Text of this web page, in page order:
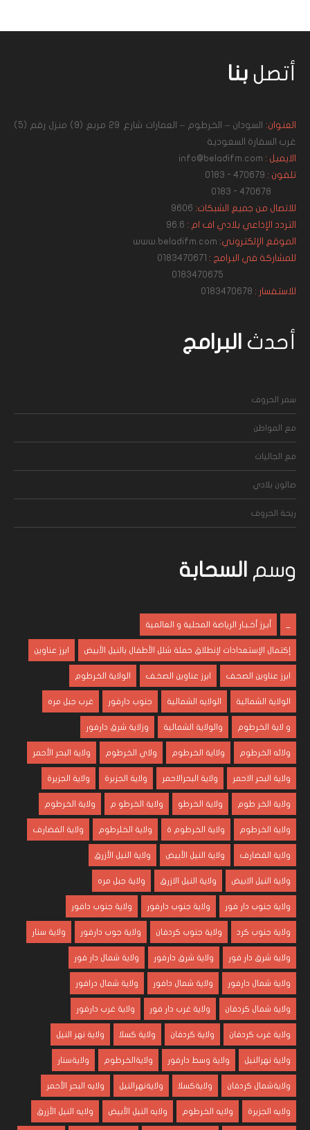
أتصل بنا
العنوان:
السودان – الخرطوم – العمارات شارع 29 مربع (9) منزل رقم (5)
غرب السفارة السعودية
الايميل :
تلفون :
للاتصال من جميع الشبكات:
التردد الإذاعي بلادي اف ام :
الموقع الإلكتروني:
للمشاركة في البرامج :
للاستفسار :
أحدث البرامج
سمر الحروف
مع المواطن
مع الجاليات
صالون بلادي
ريحة الجروف
وسم السحابة
أبـرز أخـبـار الرياضة المحلية و العالمية
إكتمال الإستعدادات لإنطلاق حملة شلل الأطفال بالنيل الأبيض ابرز عناوين
ابرز عناوين الصحف ابرز عناوين الصخف الولاية الخرطوم
الولاية الشمالية الولايه الشمالية جنوب دارفور غرب جبل مره
و لاية الخرطوم والولاية الشمالية وزلاية شرق دارفور
ولائه الخرطوم ولااية الخرطوم ولاي الخرطوم ولاية البحر الأحمر
ولاية البحر الاحمر ولاية البحرالاحمر ولاية الجزبرة ولاية الجزيرة
ولاية الخر طوم ولاية الخرطو ولاية الخرطو م ولاية الخرطوم
ولاية الخرطوم ولاية الخرطوم ة ولاية الخلرطوم ولاية الفضارف
ولاية القضارف ولاية النيل الأبيض ولاية النيل الأزرق
ولاية النيل الابيض ولاية النيل الازرق ولاية جبل مره
ولاية جنوب دار فور ولاية جنوب دارفور ولاية جنوب دافور
ولاية جنوب كرد ولاية جنوب كردفان ولاية جوب دارفور ولاية سنار
ولاية شرق دار فور ولاية شرق دارفور ولاية شمال دار فور
ولاية شمال دارفور ولاية شمال دافور ولاية شمال درافور
ولاية شمال كردفان ولاية غرب دار فور ولاية غرب دارفور
ولاية غرب كردفان ولاية كردفان ولاية كسلا ولاية نهر النيل
ولاية نهرالنيل ولاية وسط دارفور ولايةالخرطوم ولايةسنار
ولايةشمال كردفان ولايةكسلا ولايةنهرالنيل ولايه البحر الأحمر
ولايه الجزيرة ولايه الخرطوم ولايه النيل الأبيض ولايه النيل الأزرق